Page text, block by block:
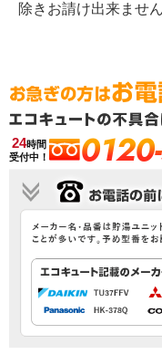
除きお請け出来ませ
24時間
受付中！